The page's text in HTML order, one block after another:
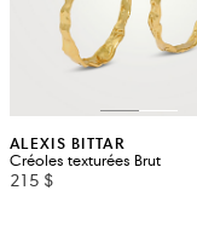
ALEXIS BITTAR
Créoles texturées Brut
215 $